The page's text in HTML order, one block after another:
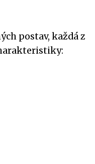
postav, každá z